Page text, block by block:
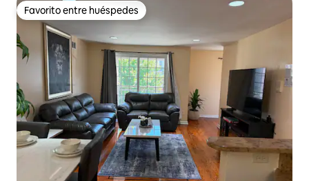
Favorito entre huéspedes
Favorito entre huéspedes